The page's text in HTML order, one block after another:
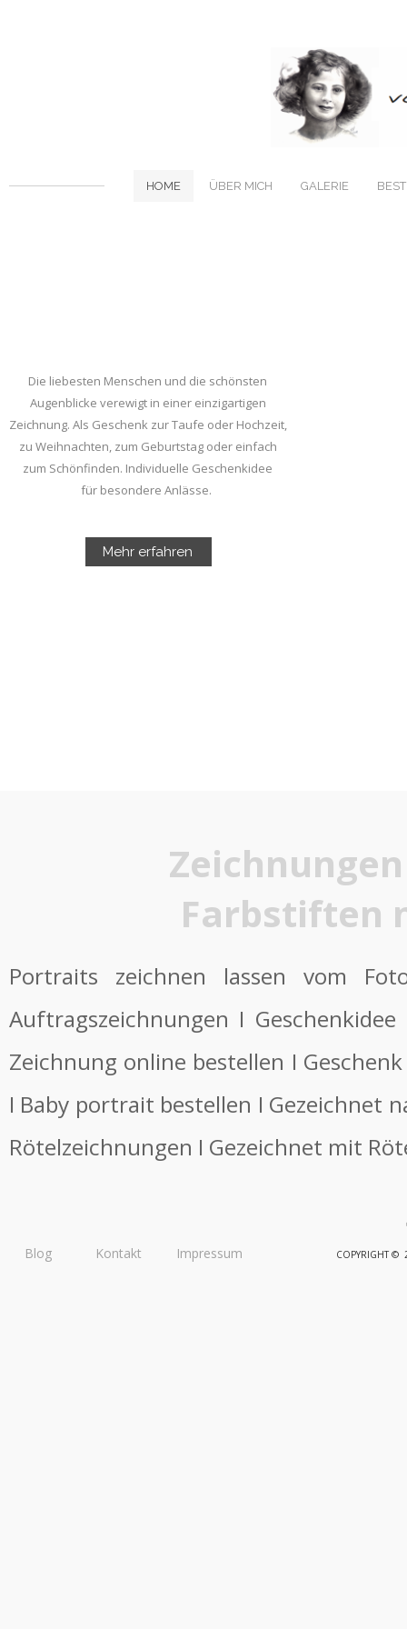
HOME ÜBER MICH GALERIE
Die liebesten Menschen und die schönsten
Augenblicke verewigt in einer einzigartigen
Zeichnung. Als Geschenk zur Taufe oder Hochzeit,
zu Weihnachten, zum Geburtstag oder einfach
zum Schönfinden. Individuelle Geschenkidee
für besondere Anlässe.
Mehr erfahren
Farbstiften
Portraits zeichnen lassen vom
Auftragszeichnungen I
Zeichnung online bestellen I
I Baby portrait bestellen I Gezeichnet
Rötelzeichnungen I Gezeichnet mit
Blog Kontakt Impressum COPYRIGHT ©